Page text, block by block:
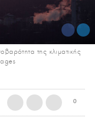
της κλιματικής
0